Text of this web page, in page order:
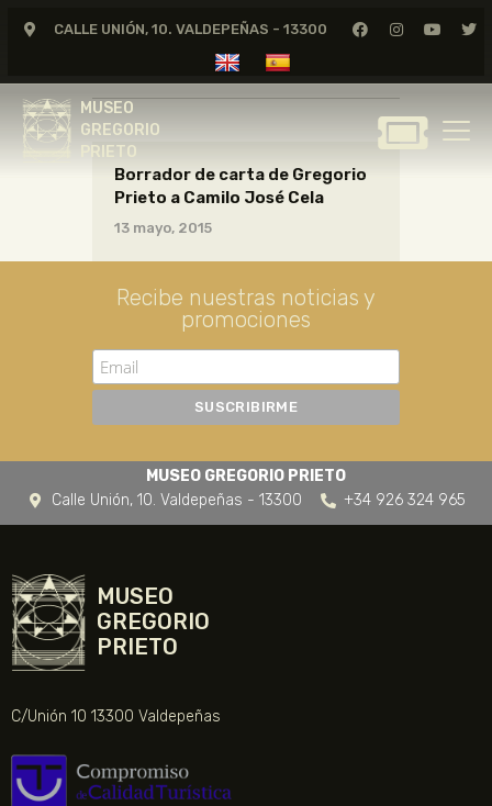
CALLE UNIÓN, 10. VALDEPEÑAS - 13300
MUSEO
GREGORIO
PRIETO
MUSEO
GREGORIO
GREGORIO PRIETO
CERTAMEN DE DIBUJO
FUNDACIÓN
TIENDA
NOTICIAS
Borrador de carta de Gregorio
Prieto a Camilo José Cela
13 mayo, 2015
Recibe nuestras noticias y
promociones
MUSEO GREGORIO PRIETO
Calle Unión, 10. Valdepeñas - 13300
+34 926 324 965
MUSEO
GREGORIO
PRIETO
C/Unión 10 13300 Valdepeñas